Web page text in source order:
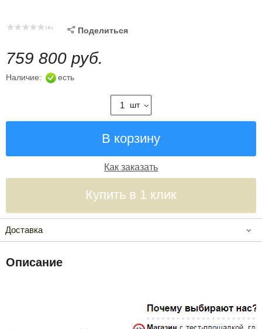
( 0 )  Поделиться
759 800 руб.
Наличие: есть
шт
Как заказать
Купить в 1 клик
Доставка
Описание